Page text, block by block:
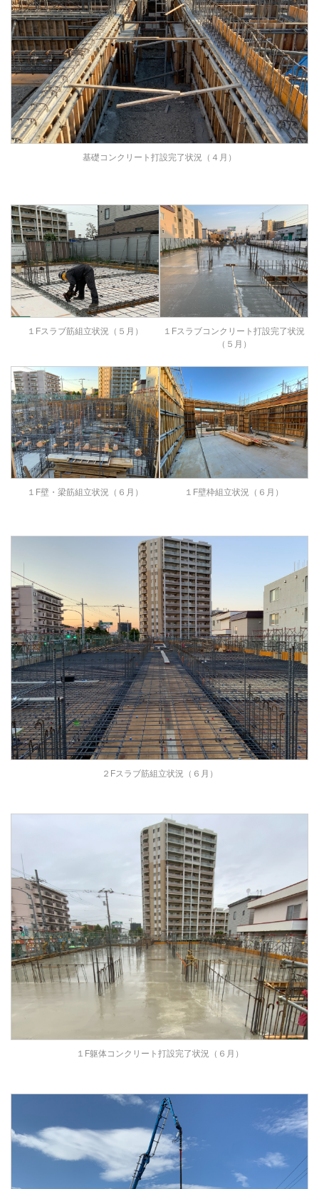
基礎コンクリート打設完了状況（４月）
１Fスラブ筋組立状況（５月）
１Fスラブコンクリート打設完了状況
（５月）
１F壁・梁筋組立状況（６月） １F壁枠組立状況（６月）
２Fスラブ筋組立状況（６月）
１F躯体コンクリート打設完了状況（６月）